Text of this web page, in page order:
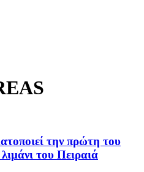
την πρώτη του
του Πειραιά